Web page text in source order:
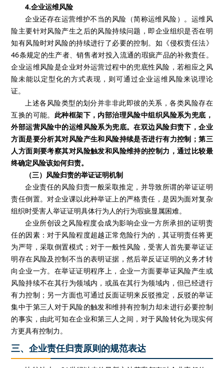
4.企业运维风险
企业还存在运营维护不当的风险（简称运维风险）。运维风
险主要针对风险产生之后的风险持续问题，即企业组织是否在明
知有风险时对风险的持续进行了必要的控制。如《侵权责任法》
46条规定的生产者、销售者对投入流通的瑕疵产品的补救责任。
企业运维风险是企业对外运营过程中的兜底性风险，若相应之风
险未能以定型化的方式表现，则可通过企业运维风险来说理论
证。
上述各风险类型的划分并非非此即彼的关系，各类风险存在
互换的可能。 此种框架下，内部治理风险中组织风险系为兜底，
外部运营风险中的运维风险系为兜底。在双边风险归责下，企业
方面是要分析其对风险产生和风险持续是否进行有力控制；第三
人方面则要考察其对风险触发和风险维持的控制力，通过比较最
终确定风险该如何归责。
（三）风险归责的举证证明机制
企业责任的风险归责一般采取推定，并导致所谓的举证证明
责任倒置。对企业课以此种举证上的严格责任，是因为面对复杂
组织时受害人举证证明具体行为人的行为瑕疵显属困难。
企业所创设之风险程度会成为影响企业一方所承担的证明责
任的因素：对于风险程度超越正常危险行为的，其证明责任将更
为严苛，采取倒置模式；对于一般性风险，受害人首先要举证证
明存在风险及控制不当的表明证据，然后举反证证明的义务才转
向企业一方。在举证证明程序上，企业一方面要举证风险产生或
风险持续不在其行为领域内，或虽在其行为领域内，但已经进行
有力控制；另一方面也可通过反面证明来反驳推定，反驳的举证
集中于第三人对于风险的触发和维持有控制力却未进行必要控制
的事实，由此可知在企业和第三人之间，对于风险转化为现实何
方更具有控制力。
三、企业责任归责原则的规范表达